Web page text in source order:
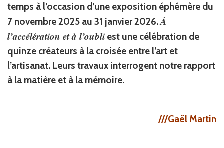
temps à l’occasion d’une exposition éphémère du
7 novembre 2025 au 31 janvier 2026.À
l’accélération et à l’oubli est une célébration de
quinze créateurs à la croisée entre l’art et
l’artisanat. Leurs travaux interrogent notre rapport
à la matière et à la mémoire.
///Gaël Martin